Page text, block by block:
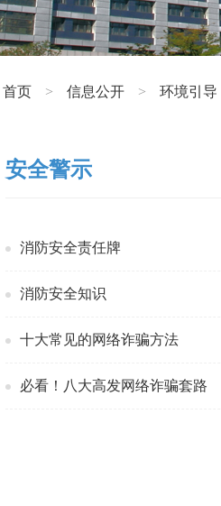
首页 > 信息公开 > 环境引导
安全警示
消防安全责任牌
消防安全知识
十大常见的网络诈骗方法
必看！八大高发网络诈骗套路